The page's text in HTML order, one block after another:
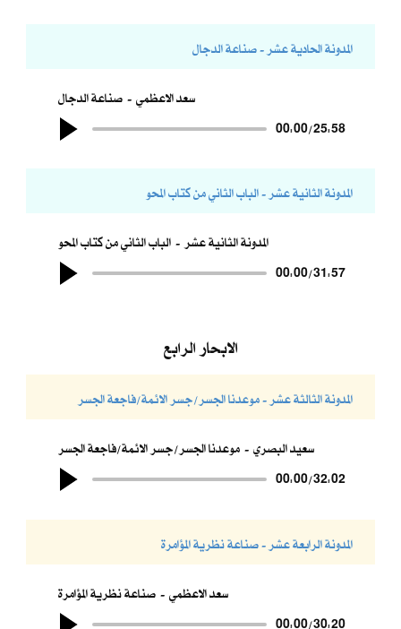
المدونة الحادية عشر - صناعة الدجال
صناعة الدجال سعد الاعظمي
00:00/25:58
المدونة الثانية عشر - الباب الثاني من كتاب المحو
الباب الثاني من كتاب المحو المدونة الثانية عشر
00:00/31:57
الابحار الرابع
المدونة الثالثة عشر - موعدنا الجسر/جسر الائمة/فاجعة الجسر
موعدنا الجسر/جسر الائمة/فاجعة الجسر سعيد البصري
00:00/32:02
المدونة الرابعة عشر - صناعة نظرية المؤامرة
صناعة نظرية المؤامرة سعد الاعظمي